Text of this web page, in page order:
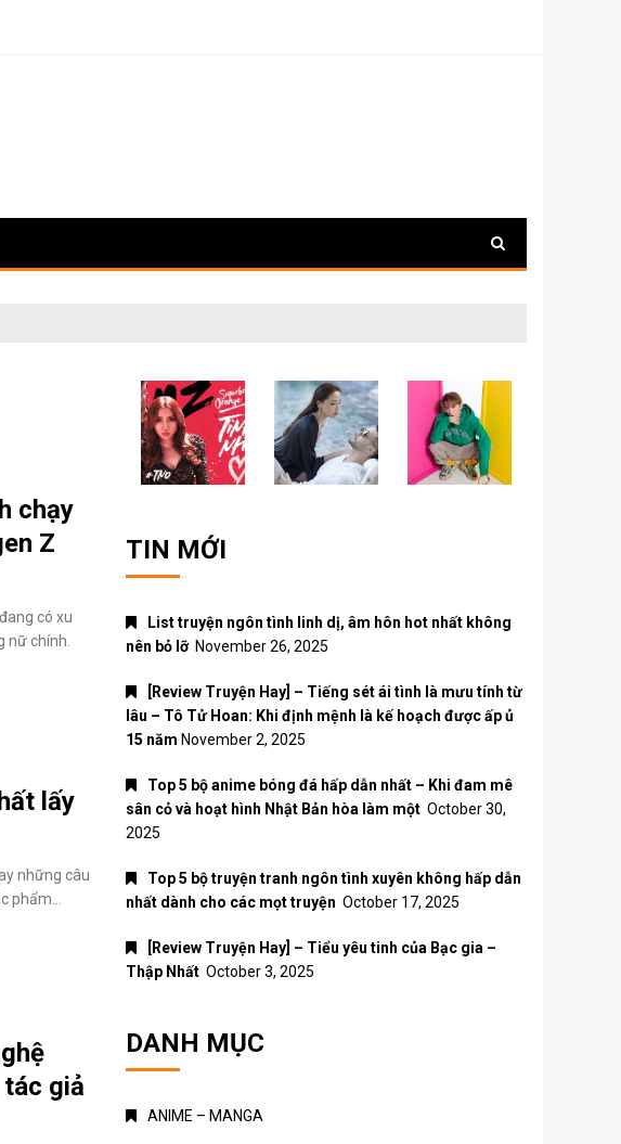
chạy
Z
có xu
nữ chính.
lấy
những câu
phẩm…
giả
TIN MỚI
List truyện ngôn tình linh dị, âm hôn hot nhất không
nên bỏ lỡ November 26, 2025
[Review Truyện Hay] – Tiếng sét ái tình là mưu tính từ
lâu – Tô Tử Hoan: Khi định mệnh là kế hoạch được ấp ủ
15 năm November 2, 2025
Top 5 bộ anime bóng đá hấp dẫn nhất – Khi đam mê
sân cỏ và hoạt hình Nhật Bản hòa làm một October 30,
2025
Top 5 bộ truyện tranh ngôn tình xuyên không hấp dẫn
nhất dành cho các mọt truyện October 17, 2025
[Review Truyện Hay] – Tiểu yêu tinh của Bạc gia –
Thập Nhất October 3, 2025
DANH MỤC
ANIME – MANGA